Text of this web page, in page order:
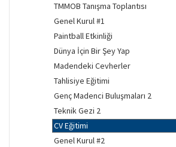
TMMOB Tanışma Toplantısı
Genel Kurul #1
Paintball Etkinliği
Dünya İçin Bir Şey Yap
Madendeki Cevherler
Tahlisiye Eğitimi
Genç Madenci Buluşmaları 2
Teknik Gezi 2
CV Eğitimi
Genel Kurul #2